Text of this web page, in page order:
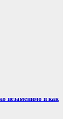
незаменимо и как